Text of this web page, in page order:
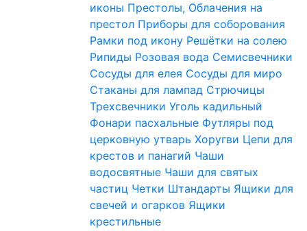
иконы Престолы, Облачения на
престол Приборы для соборования
Рамки под икону Решётки на солею
Рипиды Розовая вода Семисвечники
Сосуды для елея Сосуды для миро
Стаканы для лампад Стрючицы
Трехсвечники Уголь кадильный
Фонари пасхальные Футляры под
церковную утварь Хоругви Цепи для
крестов и панагий Чаши
водосвятные Чаши для святых
частиц Четки Штандарты Ящики для
свечей и огарков Ящики
крестильные